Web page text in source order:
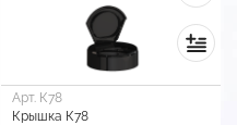
Арт. К78
Крышка К78